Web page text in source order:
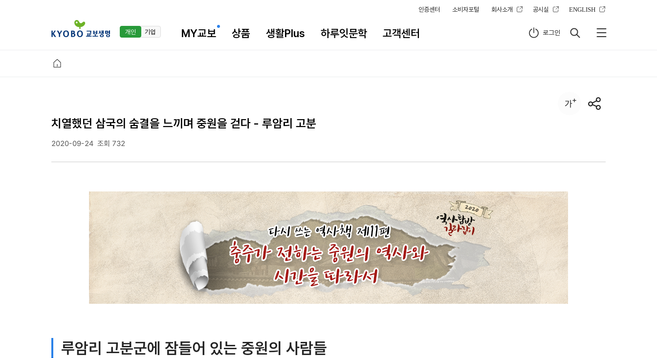
인증센터 소비자포털 회사소개 공시실 ENGLISH
개인 기업 MY교보 상품 생활Plus 하루잇문학 고객센터 로그인
치열했던 삼국의 숨결을 느끼며 중원을 걷다 - 루암리 고분
2020-09-24 조회 732
루암리 고분군에 잠들어 있는 중원의 사람들